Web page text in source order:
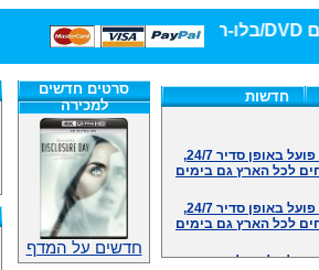
חדשות
לכל הארץ גם בימים
לכל הארץ גם בימים
לכול שאלה וזמינים
שלנו.ובמייל
סרטים חדשים
למכירה
חדשים על המדף